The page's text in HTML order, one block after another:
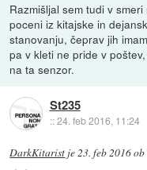
Razmišljal sem tudi v
poceni iz kitajske in
stanovanju, čeprav jih
pa v kleti ne pride v
na ta senzor.
St235
::24. feb 2016, 11:24
DarkKitarist je23. feb 2016